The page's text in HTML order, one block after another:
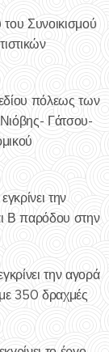
του Συνοικισμού
πόλεως των
Γάτσου-
την
Β παρόδου στην
την αγορά
350 δραχμές